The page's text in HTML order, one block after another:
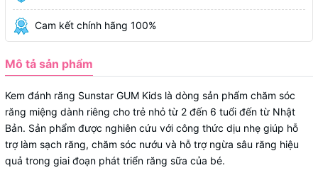
Cam kết chính hãng 100%
Mô tả sản phẩm
Kem đánh răng Sunstar GUM Kids là dòng sản phẩm chăm sóc
răng miệng dành riêng cho trẻ nhỏ từ 2 đến 6 tuổi đến từ Nhật
Bản. Sản phẩm được nghiên cứu với công thức dịu nhẹ giúp hỗ
trợ làm sạch răng, chăm sóc nướu và hỗ trợ ngừa sâu răng hiệu
quả trong giai đoạn phát triển răng sữa của bé.